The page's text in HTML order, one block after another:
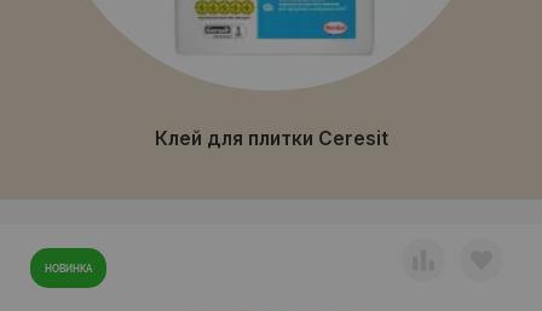
Клей для плитки Ceresit
НОВИНКА